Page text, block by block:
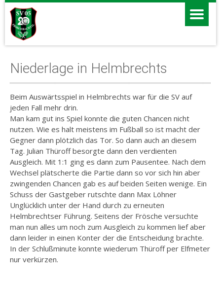
Niederlage in Helmbrechts
Beim Auswärtsspiel in Helmbrechts war für die SV auf
jeden Fall mehr drin.
Man kam gut ins Spiel konnte die guten Chancen nicht
nutzen. Wie es halt meistens im Fußball so ist macht der
Gegner dann plötzlich das Tor. So dann auch an diesem
Tag. Julian Thüroff besorgte dann den verdienten
Ausgleich. Mit 1:1 ging es dann zum Pausentee. Nach dem
Wechsel plätscherte die Partie dann so vor sich hin aber
zwingenden Chancen gab es auf beiden Seiten wenige. Ein
Schuss der Gastgeber rutschte dann Max Löhner
Unglücklich unter der Hand durch zu erneuten
Helmbrechtser Führung. Seitens der Frösche versuchte
man nun alles um noch zum Ausgleich zu kommen lief aber
dann leider in einen Konter der die Entscheidung brachte.
In der Schlußminute konnte wiederum Thüroff per Elfmeter
nur verkürzen.